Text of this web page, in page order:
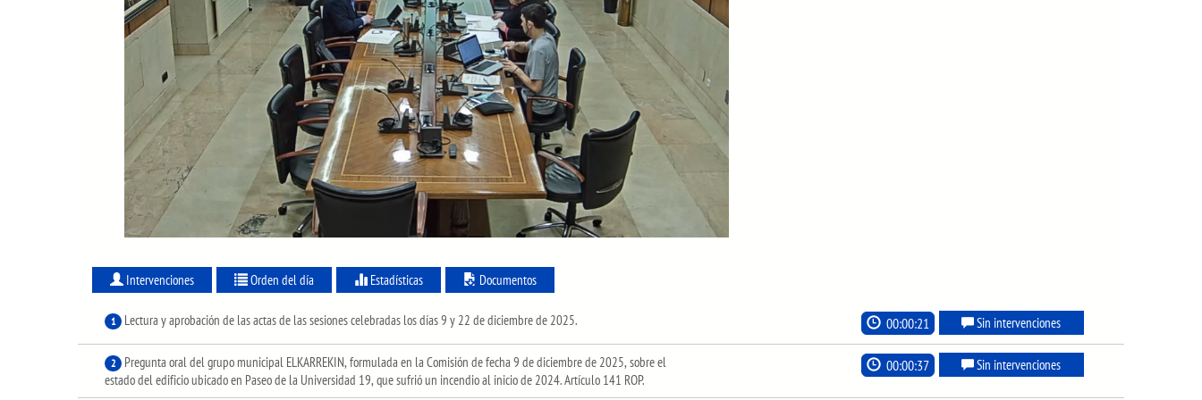
Intervenciones Orden del día Estadísticas Documentos
1 Lectura y aprobación de las actas de las sesiones celebradas los días 9 y 22 de diciembre de 2025. 00:00:21 Sin intervenciones
2
Pregunta oral del grupo municipal ELKARREKIN, formulada en la Comisión de fecha 9 de diciembre de 2025, sobre el
estado del edificio ubicado en Paseo de la Universidad 19, que sufrió un incendio al inicio de 2024. Artículo 141 ROP.
00:00:37 Sin intervenciones